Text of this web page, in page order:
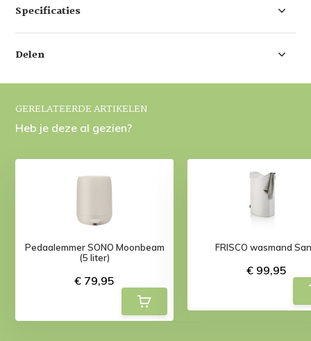
Specificaties
Delen
GERELATEERDE ARTIKELEN
Heb je deze al gezien?
Pedaalemmer SONO Moonbeam
(5 liter)
€ 79,95
FRISCO wasmand
€ 99,95